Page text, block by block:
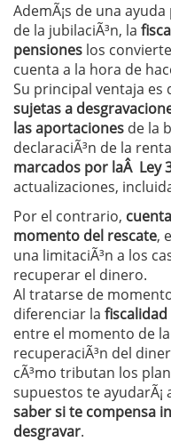
AdemÃ¡s de una
de la jubilaciÃ³n, la
pensiones los
cuenta a la hora de
Su principal ventaja es
sujetas a
las aportaciones de la
declaraciÃ³n de la
marcados por laÂ Ley
actualizaciones,
Por el contrario,
momento del rescate,
una limitaciÃ³n a los
recuperar el dinero.
Al tratarse de
diferenciar la
entre el momento de
recuperaciÃ³n del
cÃ³mo tributan los
supuestos te
saber si te compensa
desgravar.